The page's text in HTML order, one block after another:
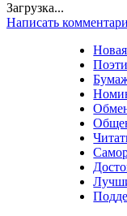
Загрузка...
Написать